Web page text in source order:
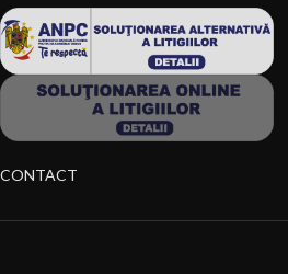
CONTACT